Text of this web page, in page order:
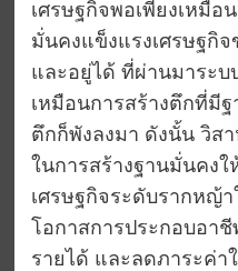
เศรษฐกิจพอเพียงเหมือ
มั่นคงแข็งแรงเศรษฐกิจ
และอยู่ได้ ที่ผ่านมาระบ
เหมือนการสร้างตึกที่มี
ตึกก็พังลงมา ดังนั้น วิส
ในการสร้างฐานมั่นคง
เศรษฐกิจระดับรากหญ้
โอกาสการประกอบอา
รายได้ และลดภาระค่า